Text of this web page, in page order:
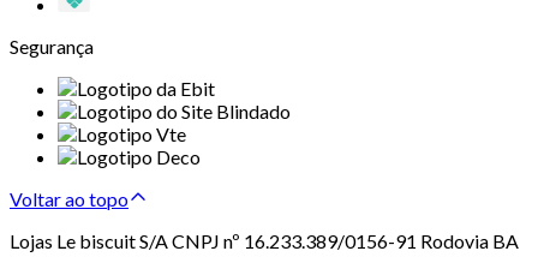
Segurança
Voltar ao topo
Lojas Le biscuit S/A CNPJ nº 16.233.389/0156-91 Rodovia BA